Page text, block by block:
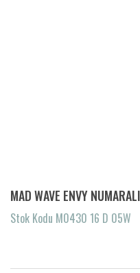
MAD WAVE ENVY
Stok Kodu M0430 16 D 05W